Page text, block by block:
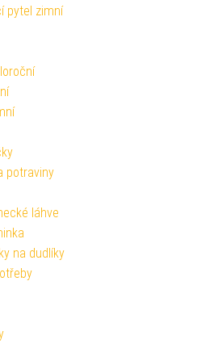
pytel zimní
potraviny
láhve
na dudlíky